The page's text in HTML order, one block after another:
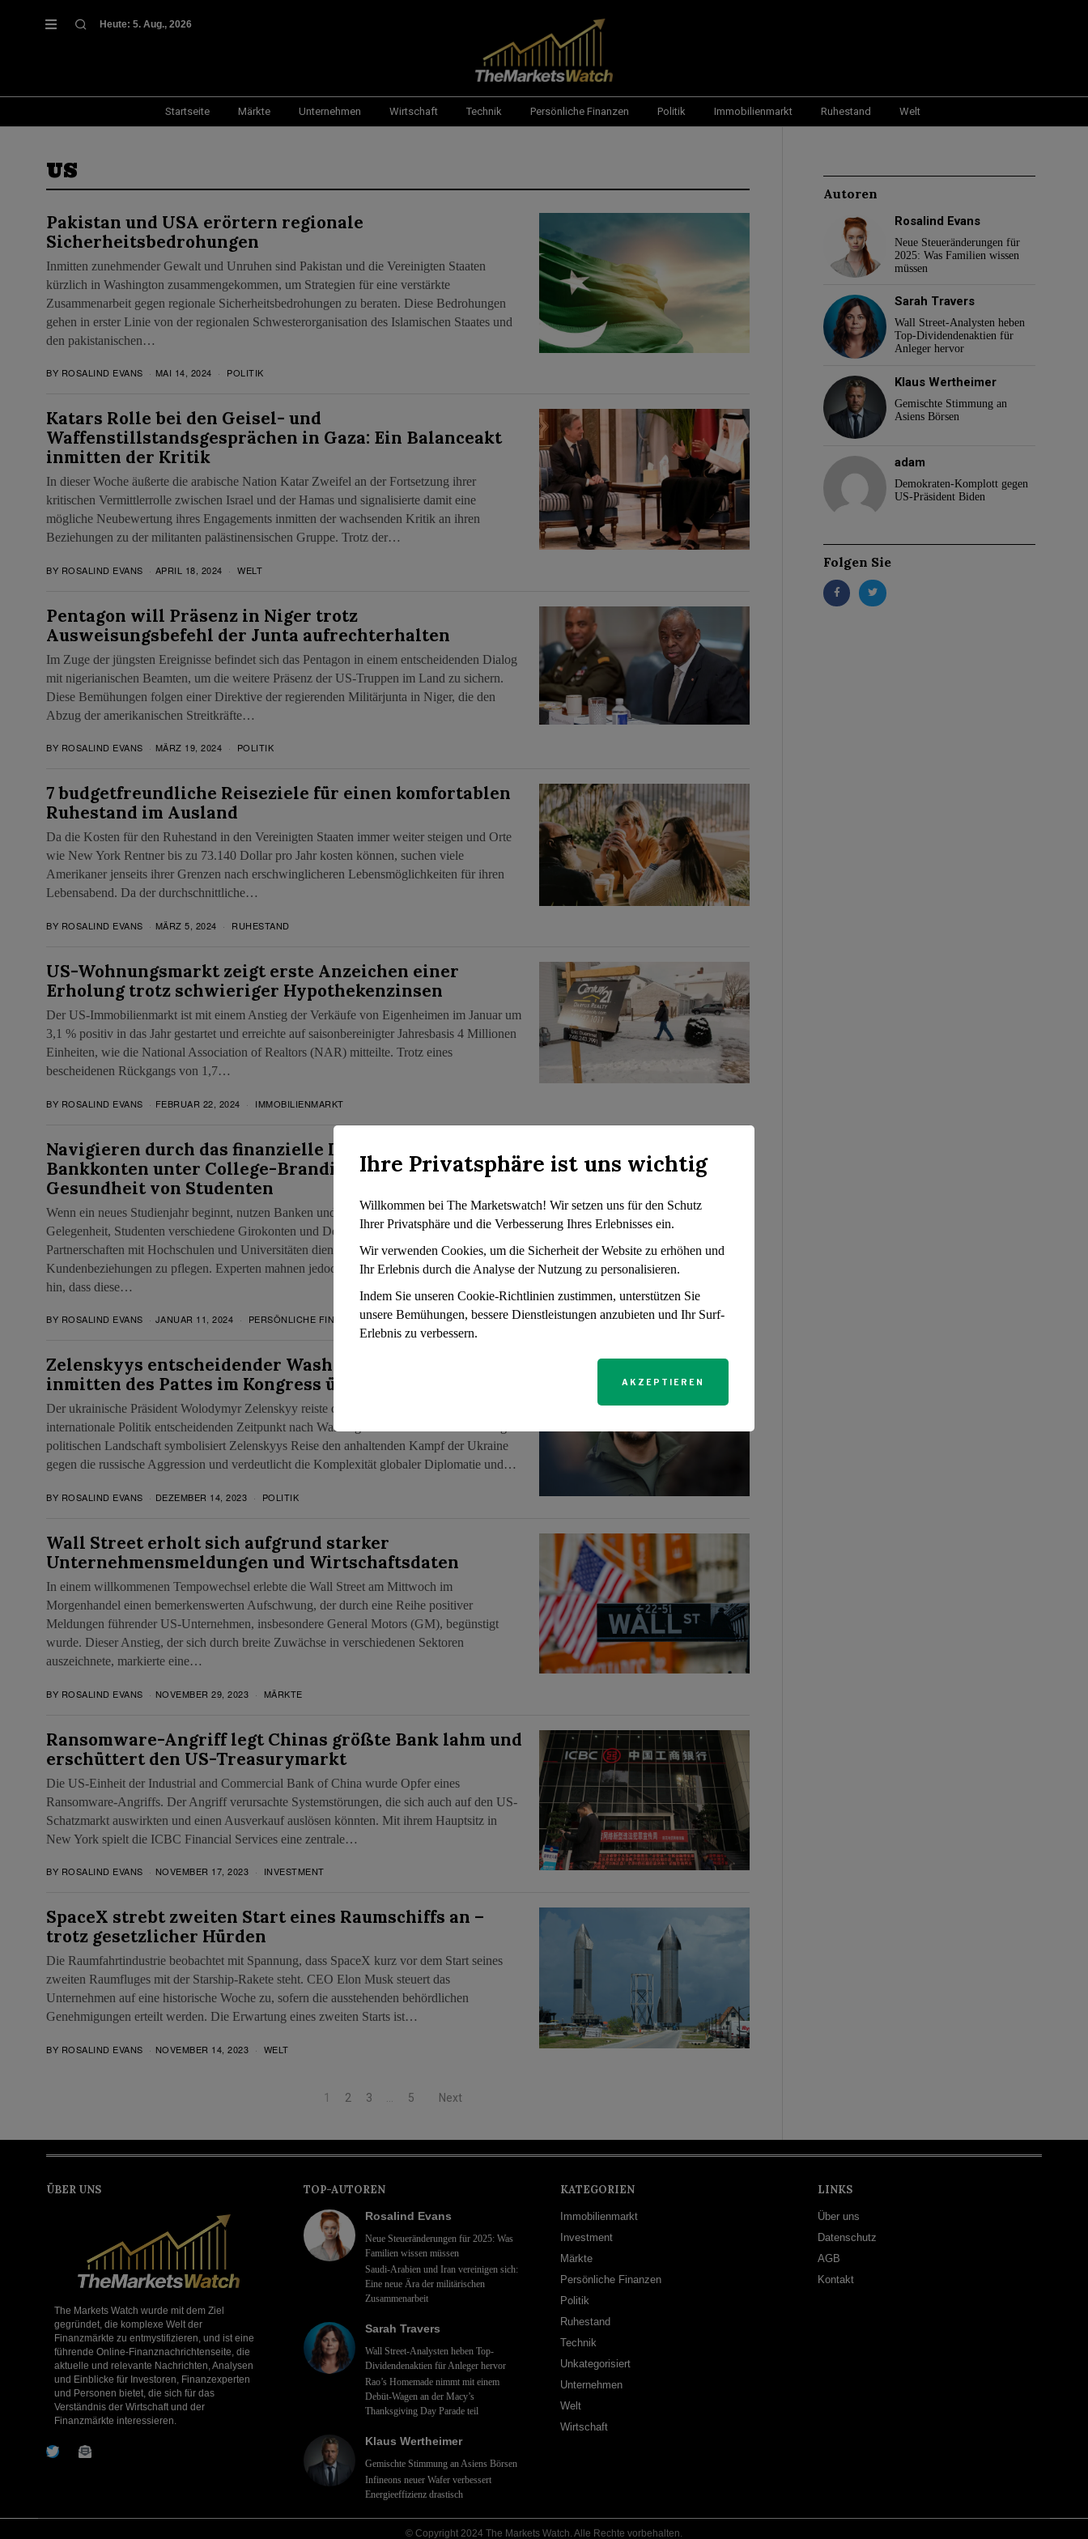
Heute: 5. Aug., 2026
Startseite Märkte Unternehmen Wirtschaft Technik Persönliche Finanzen Politik Immobilienmarkt Ruhestand Welt
US
Pakistan und USA erörtern regionale
Sicherheitsbedrohungen
Inmitten zunehmender Gewalt und Unruhen sind Pakistan und die Vereinigten Staaten
kürzlich in Washington zusammengekommen, um Strategien für eine verstärkte
Zusammenarbeit gegen regionale Sicherheitsbedrohungen zu beraten. Diese Bedrohungen
gehen in erster Linie von der regionalen Schwesterorganisation des Islamischen Staates und
den pakistanischen…
BY ROSALIND EVANS MAI 14, 2024 POLITIK
Katars Rolle bei den Geisel- und
Waffenstillstandsgesprächen in Gaza: Ein Balanceakt
inmitten der Kritik
In dieser Woche äußerte die arabische Nation Katar Zweifel an der Fortsetzung ihrer
kritischen Vermittlerrolle zwischen Israel und der Hamas und signalisierte damit eine
mögliche Neubewertung ihres Engagements inmitten der wachsenden Kritik an ihren
Beziehungen zu der militanten palästinensischen Gruppe. Trotz der…
BY ROSALIND EVANS APRIL 18, 2024 WELT
Pentagon will Präsenz in Niger trotz
Ausweisungsbefehl der Junta aufrechterhalten
Im Zuge der jüngsten Ereignisse befindet sich das Pentagon in einem entscheidenden Dialog
mit nigerianischen Beamten, um die weitere Präsenz der US-Truppen im Land zu sichern.
Diese Bemühungen folgen einer Direktive der regierenden Militärjunta in Niger, die den
Abzug der amerikanischen Streitkräfte…
BY ROSALIND EVANS MÄRZ 19, 2024 POLITIK
7 budgetfreundliche Reiseziele für einen komfortablen
Ruhestand im Ausland
Da die Kosten für den Ruhestand in den Vereinigten Staaten immer weiter steigen und Orte
wie New York Rentner bis zu 73.140 Dollar pro Jahr kosten können, suchen viele
Amerikaner jenseits ihrer Grenzen nach erschwinglicheren Lebensmöglichkeiten für ihren
Lebensabend. Da der durchschnittliche…
BY ROSALIND EVANS MÄRZ 5, 2024 RUHESTAND
US-Wohnungsmarkt zeigt erste Anzeichen einer
Erholung trotz schwieriger Hypothekenzinsen
Der US-Immobilienmarkt ist mit einem Anstieg der Verkäufe von Eigenheimen im Januar um
3,1 % positiv in das Jahr gestartet und erreichte auf saisonbereinigter Jahresbasis 4 Millionen
Einheiten, wie die National Association of Realtors (NAR) mitteilte. Trotz eines
bescheidenen Rückgangs von 1,7…
BY ROSALIND EVANS FEBRUAR 22, 2024 IMMOBILIENMARKT
Navigieren durch das finanzielle Labyrinth:
Bankkonten unter College-Branding und finanzielle
Gesundheit von Studenten
Wenn ein neues Studienjahr beginnt, nutzen Banken und Kreditgenossenschaften die
Gelegenheit, Studenten verschiedene Girokonten und Debitkarten vorzustellen. Die
Partnerschaften mit Hochschulen und Universitäten dienen vor allem dazu, lebenslange
Kundenbeziehungen zu pflegen. Experten mahnen jedoch zur Vorsicht und weisen darauf
hin, dass diese…
BY ROSALIND EVANS JANUAR 11, 2024 PERSÖNLICHE FINANZEN
Zelenskyys entscheidender Washington-Besuch
inmitten des Pattes im Kongress über die Ukraine-Hilfe
Der ukrainische Präsident Wolodymyr Zelenskyy reiste diese Woche zu einem für die
internationale Politik entscheidenden Zeitpunkt nach Washington. Inmitten einer schwierigen
politischen Landschaft symbolisiert Zelenskyys Reise den anhaltenden Kampf der Ukraine
gegen die russische Aggression und verdeutlicht die Komplexität globaler Diplomatie und…
BY ROSALIND EVANS DEZEMBER 14, 2023 POLITIK
Wall Street erholt sich aufgrund starker
Unternehmensmeldungen und Wirtschaftsdaten
In einem willkommenen Tempowechsel erlebte die Wall Street am Mittwoch im
Morgenhandel einen bemerkenswerten Aufschwung, der durch eine Reihe positiver
Meldungen führender US-Unternehmen, insbesondere General Motors (GM), begünstigt
wurde. Dieser Anstieg, der sich durch breite Zuwächse in verschiedenen Sektoren
auszeichnete, markierte eine…
BY ROSALIND EVANS NOVEMBER 29, 2023 MÄRKTE
Ransomware-Angriff legt Chinas größte Bank lahm und
erschüttert den US-Treasurymarkt
Die US-Einheit der Industrial and Commercial Bank of China wurde Opfer eines
Ransomware-Angriffs. Der Angriff verursachte Systemstörungen, die sich auch auf den US-
Schatzmarkt auswirkten und einen Ausverkauf auslösen könnten. Mit ihrem Hauptsitz in
New York spielt die ICBC Financial Services eine zentrale…
BY ROSALIND EVANS NOVEMBER 17, 2023 INVESTMENT
SpaceX strebt zweiten Start eines Raumschiffs an –
trotz gesetzlicher Hürden
Die Raumfahrtindustrie beobachtet mit Spannung, dass SpaceX kurz vor dem Start seines
zweiten Raumfluges mit der Starship-Rakete steht. CEO Elon Musk steuert das
Unternehmen auf eine historische Woche zu, sofern die ausstehenden behördlichen
Genehmigungen erteilt werden. Die Erwartung eines zweiten Starts ist…
BY ROSALIND EVANS NOVEMBER 14, 2023 WELT
1 2 3 5 Next
Autoren
Rosalind Evans
Neue Steueränderungen für
2025: Was Familien wissen
müssen
Sarah Travers
Wall Street-Analysten heben
Top-Dividendenaktien für
Anleger hervor
Klaus Wertheimer
Gemischte Stimmung an
Asiens Börsen
adam
Demokraten-Komplott gegen
US-Präsident Biden
Folgen Sie
ÜBER UNS
The Markets Watch wurde mit dem Ziel
gegründet, die komplexe Welt der
Finanzmärkte zu entmystifizieren, und ist eine
führende Online-Finanznachrichtenseite, die
aktuelle und relevante Nachrichten, Analysen
und Einblicke für Investoren, Finanzexperten
und Personen bietet, die sich für das
Verständnis der Wirtschaft und der
Finanzmärkte interessieren.
TOP-AUTOREN
Rosalind Evans
Neue Steueränderungen für 2025: Was
Familien wissen müssen
Saudi-Arabien und Iran vereinigen sich:
Eine neue Ära der militärischen
Zusammenarbeit
Sarah Travers
Wall Street-Analysten heben Top-
Dividendenaktien für Anleger hervor
Rao’s Homemade nimmt mit einem
Debüt-Wagen an der Macy’s
Thanksgiving Day Parade teil
Klaus Wertheimer
Gemischte Stimmung an Asiens Börsen
Infineons neuer Wafer verbessert
Energieeffizienz drastisch
KATEGORIEN
Immobilienmarkt
Investment
Märkte
Persönliche Finanzen
Politik
Ruhestand
Technik
Unkategorisiert
Unternehmen
Welt
Wirtschaft
LINKS
Über uns
Datenschutz
AGB
Kontakt
© Copyright 2024 The Markets Watch. Alle Rechte vorbehalten.
Ihre Privatsphäre ist uns wichtig
Willkommen bei The Marketswatch! Wir setzen uns für den Schutz
Ihrer Privatsphäre und die Verbesserung Ihres Erlebnisses ein.
Wir verwenden Cookies, um die Sicherheit der Website zu erhöhen und
Ihr Erlebnis durch die Analyse der Nutzung zu personalisieren.
Indem Sie unseren Cookie-Richtlinien zustimmen, unterstützen Sie
unsere Bemühungen, bessere Dienstleistungen anzubieten und Ihr Surf-
Erlebnis zu verbessern.
AKZEPTIEREN